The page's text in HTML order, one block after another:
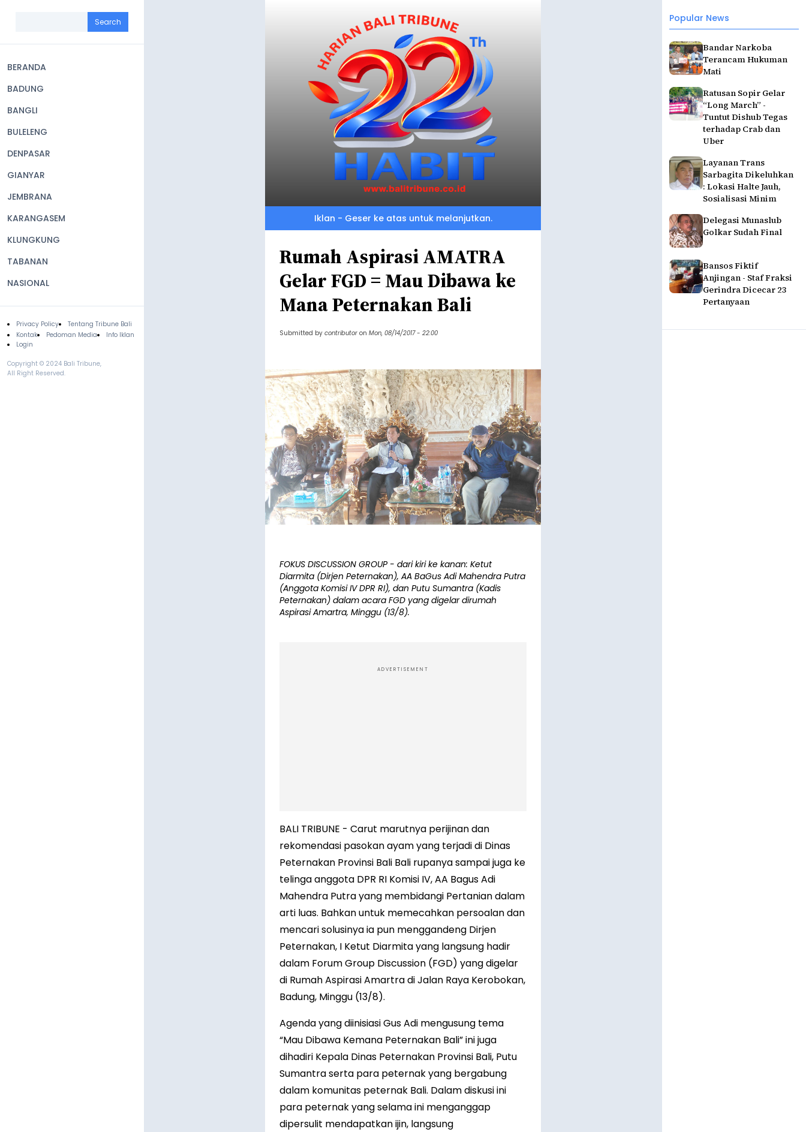
navigation
BERANDA
BADUNG
BANGLI
BULELENG
DENPASAR
GIANYAR
JEMBRANA
KARANGASEM
KLUNGKUNG
TABANAN
NASIONAL
Footer
Privacy Policy
Tentang Tribune Bali
Kontak
Pedoman Media
Info Iklan
Login
Copyright © 2024 Bali Tribune,
All Right Reserved.
Popular News
Bandar Narkoba
Terancam Hukuman
Mati
Ratusan Sopir Gelar
“Long March” -
Tuntut Dishub Tegas
terhadap Crab dan
Uber
Layanan Trans
Sarbagita Dikeluhkan
: Lokasi Halte Jauh,
Sosialisasi Minim
Delegasi Munaslub
Golkar Sudah Final
Bansos Fiktif
Anjingan - Staf Fraksi
Gerindra Dicecar 23
Pertanyaan
Iklan - Geser ke atas untuk melanjutkan.
Rumah Aspirasi AMATRA
Gelar FGD = Mau Dibawa ke
Mana Peternakan Bali
Submitted by contributor on Mon, 08/14/2017 - 22:00
FOKUS DISCUSSION GROUP - dari kiri ke kanan: Ketut
Diarmita (Dirjen Peternakan), AA BaGus Adi Mahendra Putra
(Anggota Komisi IV DPR RI), dan Putu Sumantra (Kadis
Peternakan) dalam acara FGD yang digelar dirumah
Aspirasi Amartra, Minggu (13/8).
ADVERTISEMENT
BALI TRIBUNE - Carut marutnya perijinan dan
rekomendasi pasokan ayam yang terjadi di Dinas
Peternakan Provinsi Bali Bali rupanya sampai juga ke
telinga anggota DPR RI Komisi IV, AA Bagus Adi
Mahendra Putra yang membidangi Pertanian dalam
arti luas. Bahkan untuk memecahkan persoalan dan
mencari solusinya ia pun menggandeng Dirjen
Peternakan, I Ketut Diarmita yang langsung hadir
dalam Forum Group Discussion (FGD) yang digelar
di Rumah Aspirasi Amartra di Jalan Raya Kerobokan,
Badung, Minggu (13/8).
Agenda yang diinisiasi Gus Adi mengusung tema
“Mau Dibawa Kemana Peternakan Bali” ini juga
dihadiri Kepala Dinas Peternakan Provinsi Bali, Putu
Sumantra serta para peternak yang bergabung
dalam komunitas peternak Bali. Dalam diskusi ini
para peternak yang selama ini menganggap
dipersulit mendapatkan ijin, langsung